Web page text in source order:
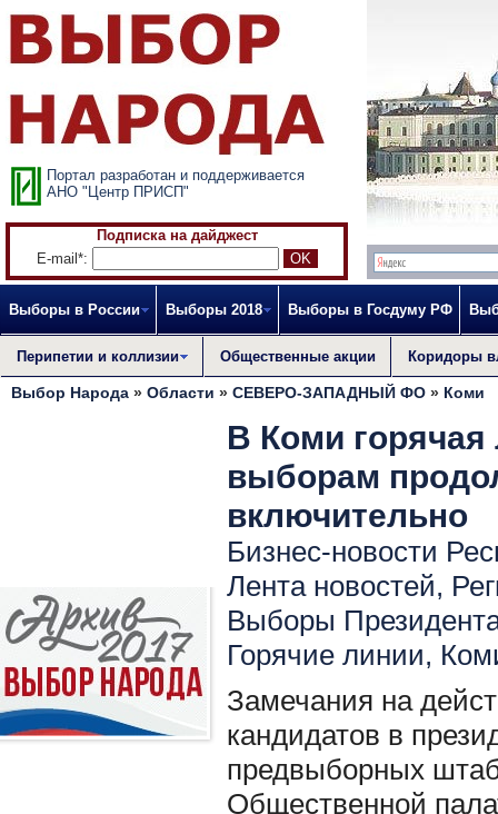
Портал разработан и поддерживается
АНО "Центр ПРИСП"
Подписка на дайджест
E-mail*:
Выборы в России Выборы 2018 Выборы в Госдуму РФ
Перипетии и коллизии Общественные акции Коридоры
Выбор Народа » Области » СЕВЕРО-ЗАПАДНЫЙ ФО » Коми
В Коми горячая
выборам
включительно
Бизнес-новости
Лента новостей,
Выборы
Горячие линии,
Замечания на
кандидатов в
предвыборных
Общественной